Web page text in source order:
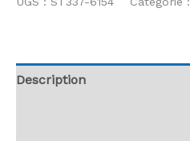
Crochet
Description